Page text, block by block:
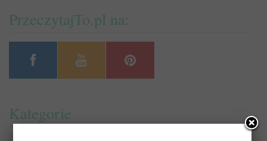
PrzeczytajTo.pl na:
Kategorie